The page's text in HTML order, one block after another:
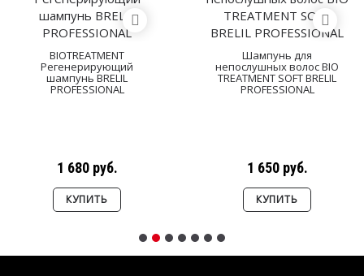
BIOTREATMENT
Регенерирующий
шампунь BRELIL
PROFESSIONAL
1 680 руб.
КУПИТЬ
Шампунь для
непослушных волос BIO
TREATMENT SOFT BRELIL
PROFESSIONAL
1 650 руб.
КУПИТЬ